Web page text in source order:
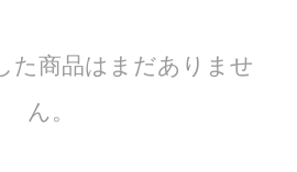
た商品はまだありませ
ん。